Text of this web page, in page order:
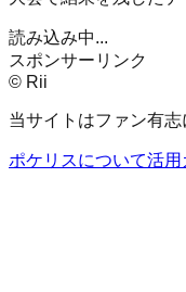
読み込み中...
スポンサーリンク
© Rii
当サイトはファン有
ポケリスについて活用